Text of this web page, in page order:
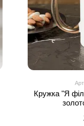
Кружка "Я